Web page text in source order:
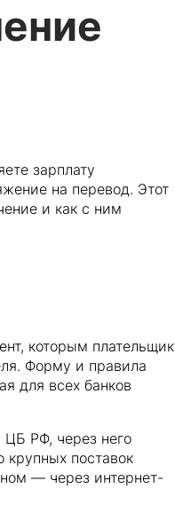
зарплату
на перевод. Этот
и как с ним
которым плательщик
Форму и правила
для всех банков
РФ, через него
крупных поставок
— через интернет-